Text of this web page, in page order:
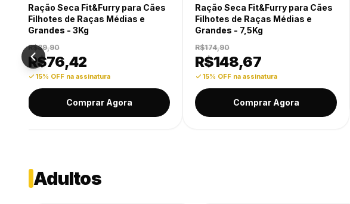
-15% OFF
Ração Seca Fit&Furry para Cães
Filhotes de Raças Médias e
Grandes - 3Kg
R$89,90
R$76,42
15% OFF na assinatura
Comprar Agora
-15% OFF
Ração Seca Fit&Furry para Cães
Filhotes de Raças Médias e
Grandes - 7,5Kg
R$174,90
R$148,67
15% OFF na assinatura
Comprar Agora
Adultos